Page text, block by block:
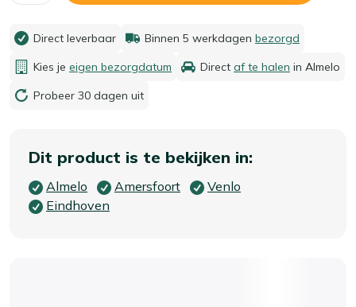
Direct leverbaar Binnen 5 werkdagen bezorgd
Kies je eigen bezorgdatum Direct af te halen in Almelo
Probeer 30 dagen uit
Dit product is te bekijken in:
Almelo Amersfoort
Venlo
Eindhoven